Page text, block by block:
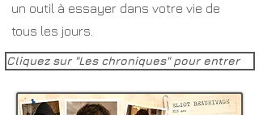
un outil à essayer dans votre vie de
tous les jours.
Cliquez sur "Les chroniques" pour entrer